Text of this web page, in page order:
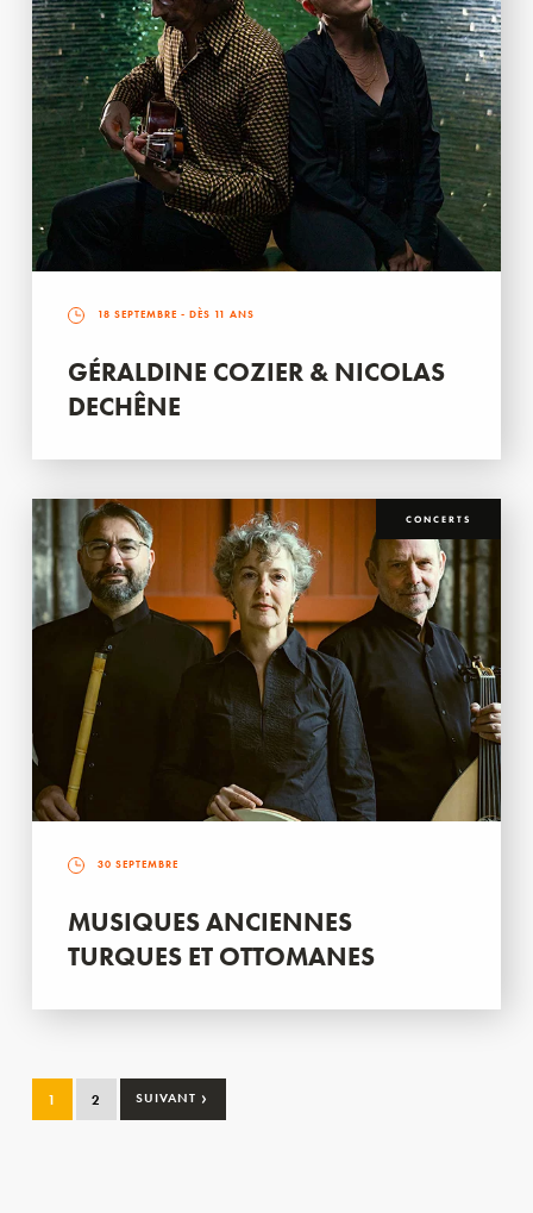
18 SEPTEMBRE - DÈS 11 ANS
GÉRALDINE COZIER & NICOLAS
DECHÊNE
CONCERTS
30 SEPTEMBRE
MUSIQUES ANCIENNES
TURQUES ET OTTOMANES
1 2 SUIVANT ›